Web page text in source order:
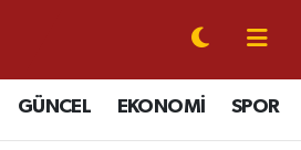
GÜNCEL EKONOMİ SPOR
Nöbetçi Eczaneler
Hava Durumu